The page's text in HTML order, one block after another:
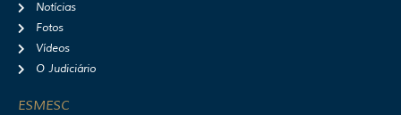
Notícias
Fotos
Vídeos
O Judiciário
ESMESC